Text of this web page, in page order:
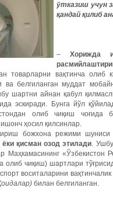
ўтказиш учун
қандай қилиб
– Хорижда
товарларни вақтинча олиб
ва белгиланган муддат
шартни айнан қабул
эскиради. Бунга йўл
олиб чиқиш
ишонч ҳосил қилсинлар.
божхона режими
қисман озод этилади.
Маҳкамасининг «Ўзбекистон
олиб чиқиш) шартлари
воситаларини
билан белгиланган.